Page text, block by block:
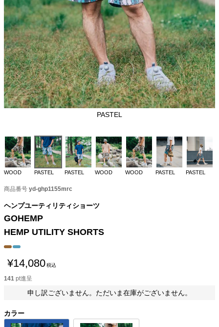
PASTEL
WOOD PASTEL PASTEL WOOD WOOD PASTEL PASTEL
商品番号 yd-ghp1155mrc
ヘンプユーティリティショーツ
GOHEMP
HEMP UTILITY SHORTS
¥14,080税込
141 pt進呈
申し訳ございません。ただいま在庫がございません。
カラー